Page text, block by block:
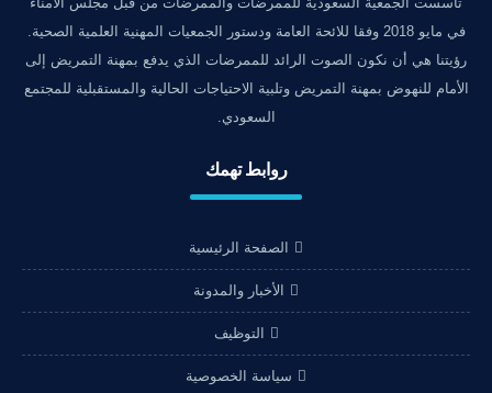
في مايو 2018 وفقا للائحة العامة ودستور الجمعيات المهنية العلمية الصحية.
رؤيتنا هي أن نكون الصوت الرائد للممرضات الذي يدفع بمهنة التمريض إلى
الأمام للنهوض بمهنة التمريض وتلبية الاحتياجات الحالية والمستقبلية للمجتمع
السعودي.
روابط تهمك
الصفحة الرئيسية
الأخبار والمدونة
التوظيف
سياسة الخصوصية